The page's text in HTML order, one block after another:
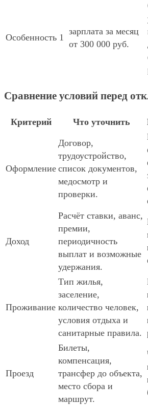
Особенность 1
зарплата за месяц
от 300 000 руб.
Сравнение условий перед
Критерий Что уточнить
Оформление
Договор,
трудоустройство,
список документов,
медосмотр и
проверки.
Доход
Расчёт ставки, аванс,
премии,
периодичность
выплат и возможные
удержания.
Проживание
Тип жилья,
заселение,
количество человек,
условия отдыха и
санитарные правила.
Проезд
Билеты,
компенсация,
трансфер до объекта,
место сбора и
маршрут.